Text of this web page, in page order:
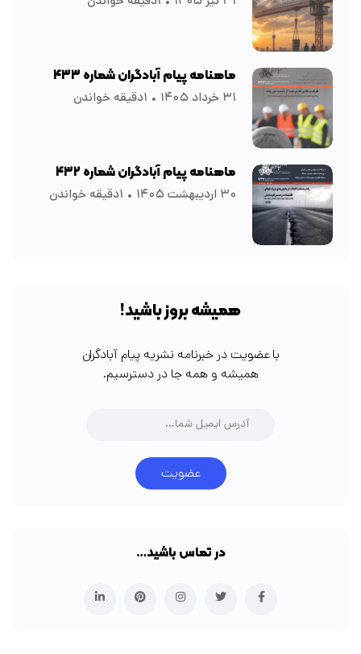
ماهنامه پیام آبادگران شماره ۴۳۳
۳۱ خرداد ۱۴۰۵ ۱دقیقه خواندن
ماهنامه پیام آبادگران شماره ۴۳۲
۳۰ اردیبهشت ۱۴۰۵ ۱دقیقه خواندن
همیشه بروز باشید!
با عضویت در خبرنامه نشریه پیام آبادگران
همیشه و همه جا در دسترسیم.
عضویت
در تماس باشید…